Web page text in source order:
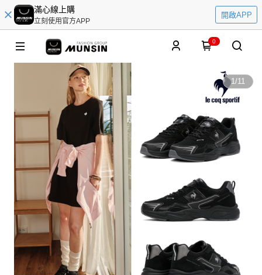
滿心線上購
立刻使用官方APP
開啟APP
0
1/11